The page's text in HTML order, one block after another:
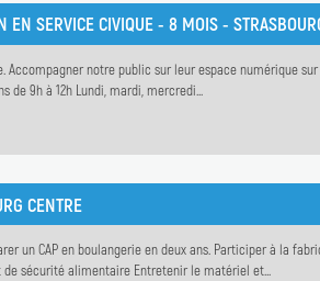
notre public sur leur espace numérique
9h à 12h Lundi, mardi, mercredi...
CENTRE
un CAP en boulangerie en deux ans. Participer à la
sécurité alimentaire Entretenir le matériel et...